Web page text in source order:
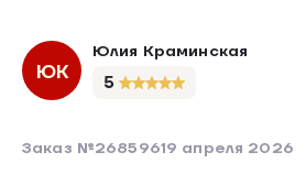
ЮК
Юлия Краминская
5
Заказ №26859619 апреля 2026